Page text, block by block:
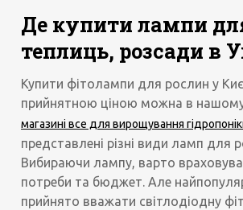
Де купити лампи
теплиць, розсади в
Купити фітолампи для рослин у
прийнятною ціною можна в
магазині все для вирощування
представлені різні види ламп для
Вибираючи лампу, варто
потреби та бюджет. Але
прийнято вважати світлодіодну